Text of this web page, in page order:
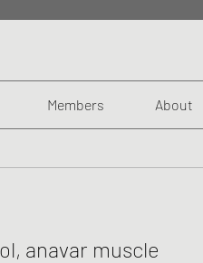
Members About
anavar muscle